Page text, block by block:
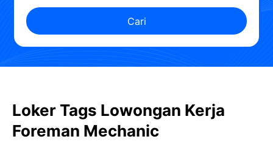
Cari
Loker Tags Lowongan Kerja
Foreman Mechanic